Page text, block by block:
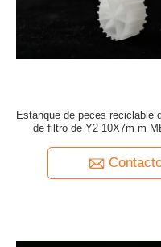
Estanque de peces reciclable
de filtro de Y2 10X7m m